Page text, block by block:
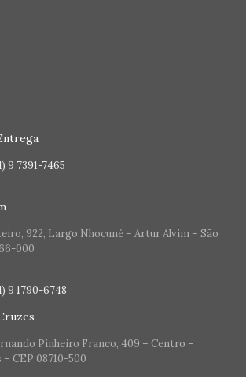
9 7391-7465
922, Largo Nhocuné – Artur Alvim – São
000
9 1790-6748
Pinheiro Franco, 409 – Centro –
CEP 08710-500